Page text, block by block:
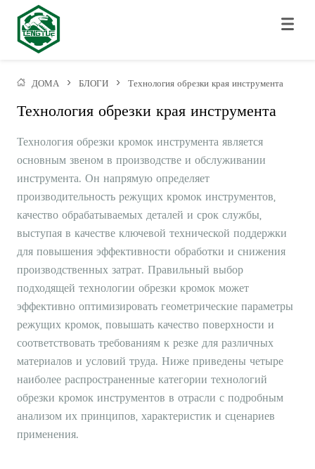
ДОМА > БЛОГИ > Технология обрезки края инструмента
Технология обрезки края инструмента